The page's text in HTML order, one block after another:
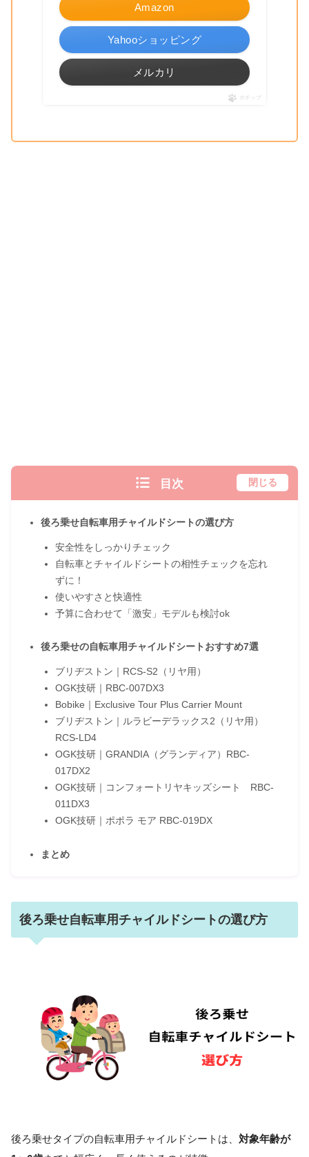
Amazon
Yahooショッピング
メルカリ
ポチップ
目次 閉じる
後ろ乗せ自転車用チャイルドシートの選び方
安全性をしっかりチェック
自転車とチャイルドシートの相性チェックを忘れ
ずに！
使いやすさと快適性
予算に合わせて「激安」モデルも検討ok
後ろ乗せの自転車用チャイルドシートおすすめ7選
ブリヂストン｜RCS-S2（リヤ用）
OGK技研｜RBC-007DX3
Bobike｜Exclusive Tour Plus Carrier Mount
ブリヂストン｜ルラビーデラックス2（リヤ用）
RCS-LD4
OGK技研｜GRANDIA（グランディア）RBC-
017DX2
OGK技研｜コンフォートリヤキッズシート RBC-
011DX3
OGK技研｜ポポラ モア RBC-019DX
まとめ
後ろ乗せ自転車用チャイルドシートの選び方
後ろ乗せタイプの自転車用チャイルドシートは、 対象年齢が